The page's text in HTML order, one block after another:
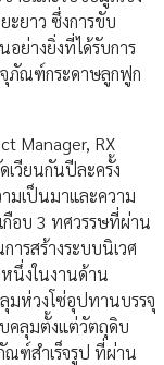
ะยาว ซึ่งการขับ
อย่างยิ่งที่ได้รับการ
ภัณฑ์กระดาษลูกฟูก
Manager, RX
เวียนกันปีละครั้ง
ามเป็นมาและความ
กือบ 3 ทศวรรษที่ผ่าน
ารสร้างระบบนิเวศ
นึ่งในงานด้าน
มห่วงโซ่อุปทานบรรจุ
คลุมตั้งแต่วัตถุดิบ
ณฑ์สำเร็จรูป ที่ผ่าน